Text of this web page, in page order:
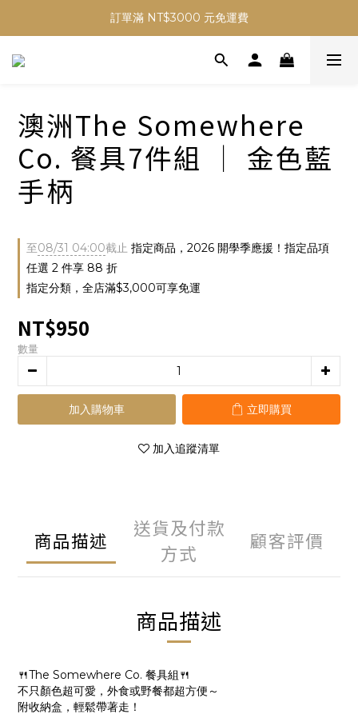
✨ Welcome ✨ 加入會員首購 贈 NT$50 元購物金
訂單滿 NT$3000 元免運費
✨ Welcome ✨ 加入會員首購 贈 NT$50 元購物金
澳洲The Somewhere
Co. 餐具7件組 │ 金色藍
手柄
至08/31 04:00截止 指定商品，2026 開學季應援！指定品項
任選 2 件享 88 折
指定分類，全店滿$3,000可享免運
NT$950
數量
加入購物車 立即購買
加入追蹤清單
商品描述
送貨及付款
方式
顧客評價
商品描述
🍴The Somewhere Co. 餐具組🍴
不只顏色超可愛，外食或野餐都超方便～
附收納盒，輕鬆帶著走！